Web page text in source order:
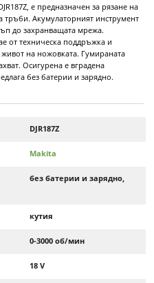
е предназначен за рязане на
тръби. Акумулаторният инструмент
до захранващата мрежа.
от техническа поддръжка и
на ножовката. Гумираната
Осигурена е вградена
без батерии и зарядно.
DJR187Z
Makita
без батерии и зарядно,
кутия
0-3000 об/мин
18 V